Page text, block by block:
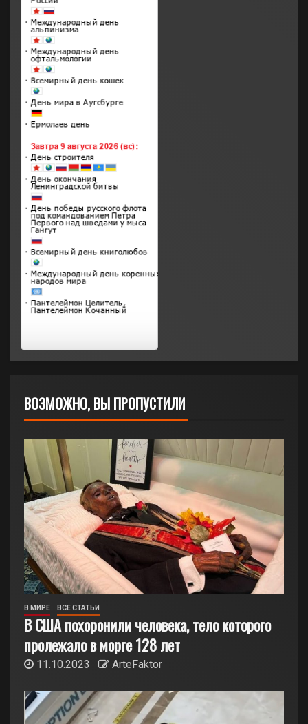
ВОЗМОЖНО, ВЫ ПРОПУСТИЛИ
В МИРЕ ВСЕ СТАТЬИ
В США похоронили человека, тело которого
пролежало в морге 128 лет
11.10.2023 ArteFaktor